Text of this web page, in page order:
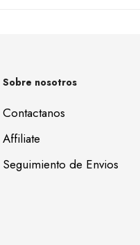
Sobre nosotros
Contactanos
Affiliate
Seguimiento de Envios